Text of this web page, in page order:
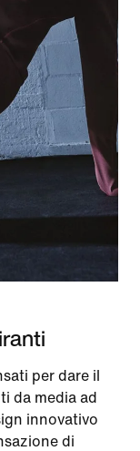
per dare il
da media ad
innovativo
di